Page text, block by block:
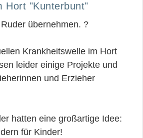
Hort "Kunterbunt"
übernehmen. ?
Krankheitswelle im Hort
leider einige Projekte und
und Erzieher
hatten eine großartige Idee:
für Kinder!